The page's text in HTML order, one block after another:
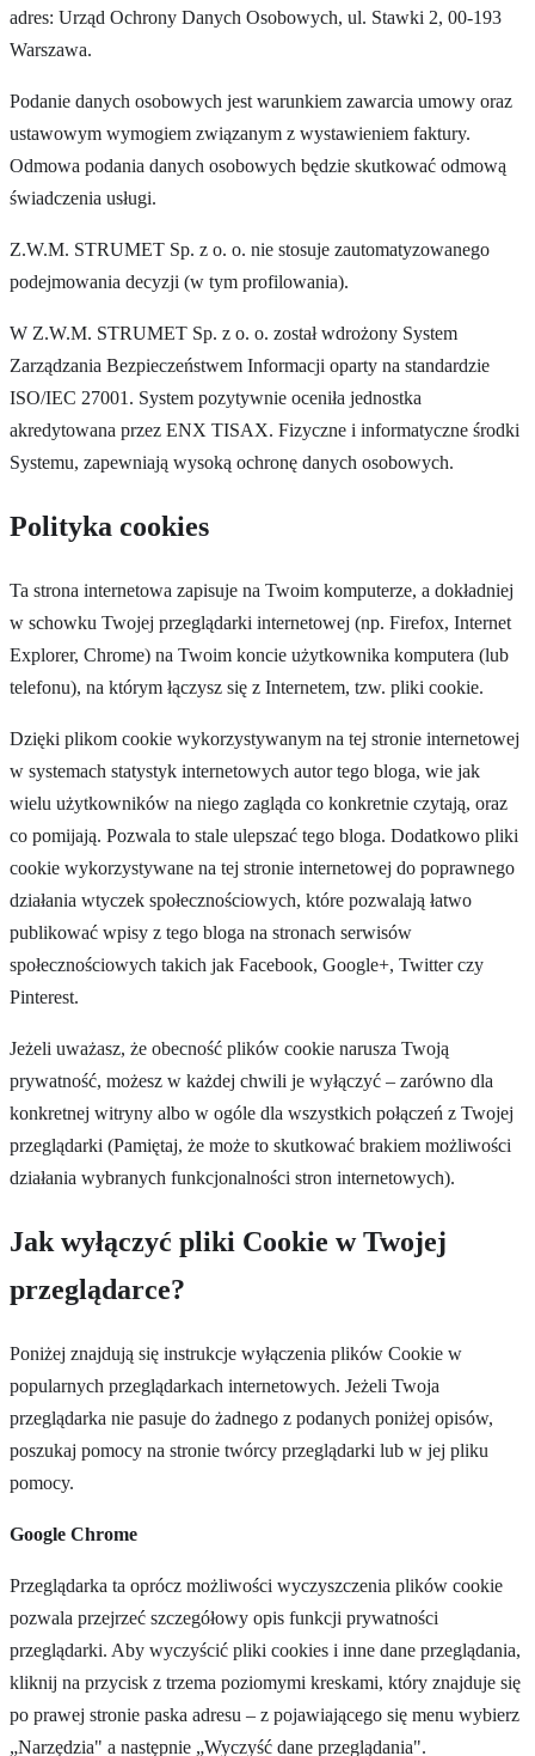
adres: Urząd Ochrony Danych Osobowych, ul. Stawki 2, 00-193
Warszawa.
Podanie danych osobowych jest warunkiem zawarcia umowy oraz
ustawowym wymogiem związanym z wystawieniem faktury.
Odmowa podania danych osobowych będzie skutkować odmową
świadczenia usługi.
Z.W.M. STRUMET Sp. z o. o. nie stosuje zautomatyzowanego
podejmowania decyzji (w tym profilowania).
W Z.W.M. STRUMET Sp. z o. o. został wdrożony System
Zarządzania Bezpieczeństwem Informacji oparty na standardzie
ISO/IEC 27001. System pozytywnie oceniła jednostka
akredytowana przez ENX TISAX. Fizyczne i informatyczne środki
Systemu, zapewniają wysoką ochronę danych osobowych.
Polityka cookies
Ta strona internetowa zapisuje na Twoim komputerze, a dokładniej
w schowku Twojej przeglądarki internetowej (np. Firefox, Internet
Explorer, Chrome) na Twoim koncie użytkownika komputera (lub
telefonu), na którym łączysz się z Internetem, tzw. pliki cookie.
Dzięki plikom cookie wykorzystywanym na tej stronie internetowej
w systemach statystyk internetowych autor tego bloga, wie jak
wielu użytkowników na niego zagląda co konkretnie czytają, oraz
co pomijają. Pozwala to stale ulepszać tego bloga. Dodatkowo pliki
cookie wykorzystywane na tej stronie internetowej do poprawnego
działania wtyczek społecznościowych, które pozwalają łatwo
publikować wpisy z tego bloga na stronach serwisów
społecznościowych takich jak Facebook, Google+, Twitter czy
Pinterest.
Jeżeli uważasz, że obecność plików cookie narusza Twoją
prywatność, możesz w każdej chwili je wyłączyć – zarówno dla
konkretnej witryny albo w ogóle dla wszystkich połączeń z Twojej
przeglądarki (Pamiętaj, że może to skutkować brakiem możliwości
działania wybranych funkcjonalności stron internetowych).
Jak wyłączyć pliki Cookie w Twojej
przeglądarce?
Poniżej znajdują się instrukcje wyłączenia plików Cookie w
popularnych przeglądarkach internetowych. Jeżeli Twoja
przeglądarka nie pasuje do żadnego z podanych poniżej opisów,
poszukaj pomocy na stronie twórcy przeglądarki lub w jej pliku
pomocy.
Google Chrome
Przeglądarka ta oprócz możliwości wyczyszczenia plików cookie
pozwala przejrzeć szczegółowy opis funkcji prywatności
przeglądarki. Aby wyczyścić pliki cookies i inne dane przeglądania,
kliknij na przycisk z trzema poziomymi kreskami, który znajduje się
po prawej stronie paska adresu – z pojawiającego się menu wybierz
„Narzędzia" a następnie „Wyczyść dane przeglądania".